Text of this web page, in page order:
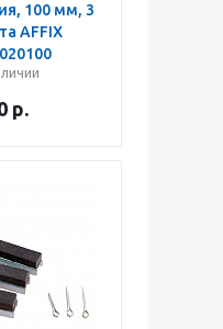
100 мм, 3
AFFIX
р.